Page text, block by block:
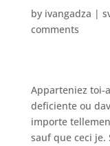
by ivangadza |
comments
Apparteniez toi-
deficiente ou
importe
sauf que ceci